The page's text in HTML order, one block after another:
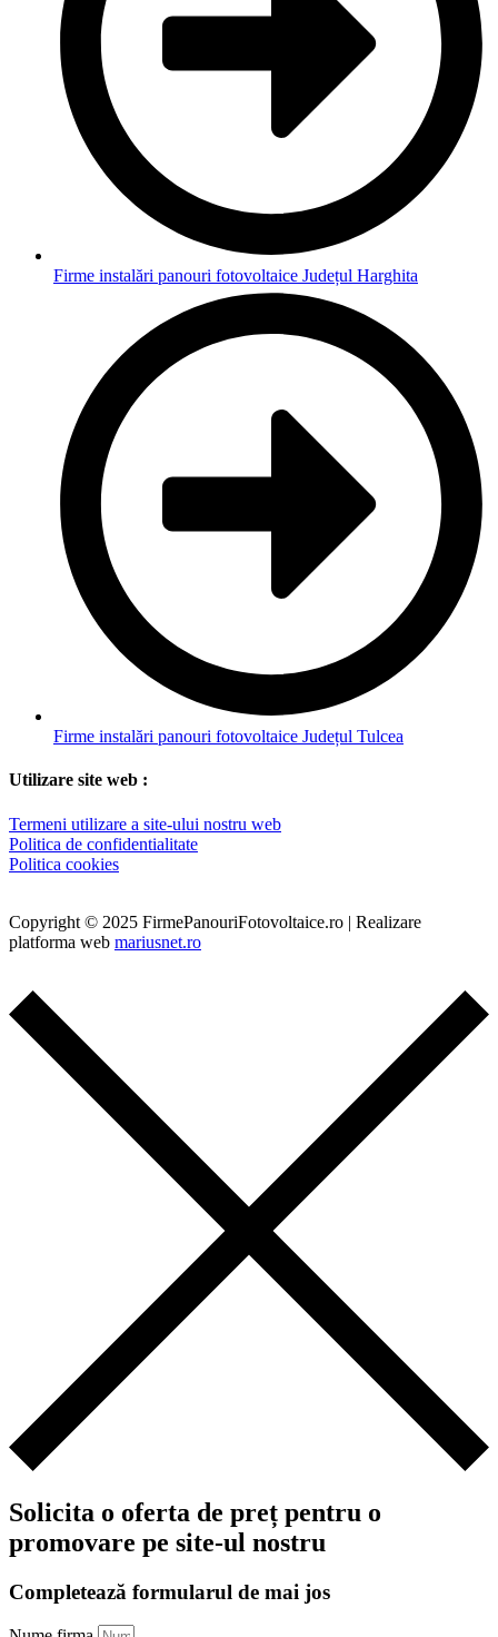
Firme instalări panouri fotovoltaice Județul Harghita
Firme instalări panouri fotovoltaice Județul Tulcea
Utilizare site web :
Termeni utilizare a site-ului nostru web
Politica de confidentialitate
Politica cookies
Copyright © 2025 FirmePanouriFotovoltaice.ro | Realizare
platforma web mariusnet.ro
Solicita o oferta de preț pentru o
promovare pe site-ul nostru
Completează formularul de mai jos